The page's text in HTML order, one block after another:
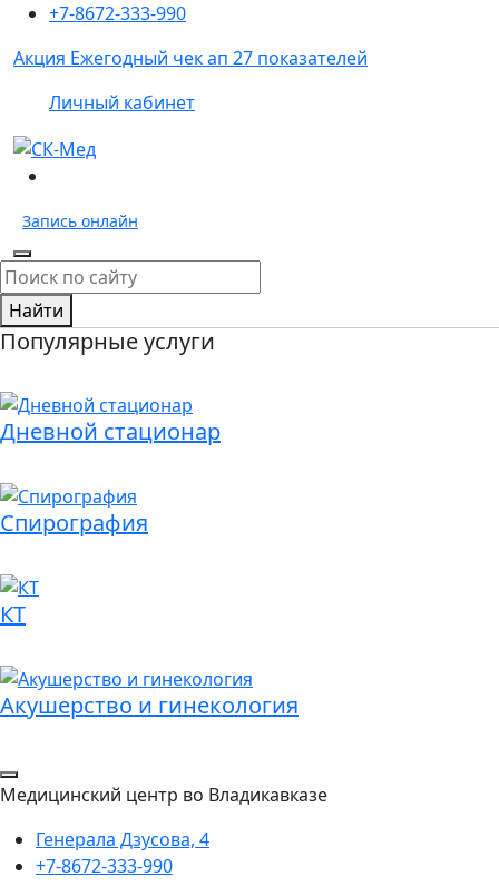
+7-8672-333-990
Акция Ежегодный чек ап 27 показателей
Личный кабинет
Запись онлайн
Найти
Популярные услуги
Дневной стационар
Спирография
КТ
Акушерство и гинекология
Медицинский центр во Владикавказе
Генерала Дзусова, 4
+7-8672-333-990